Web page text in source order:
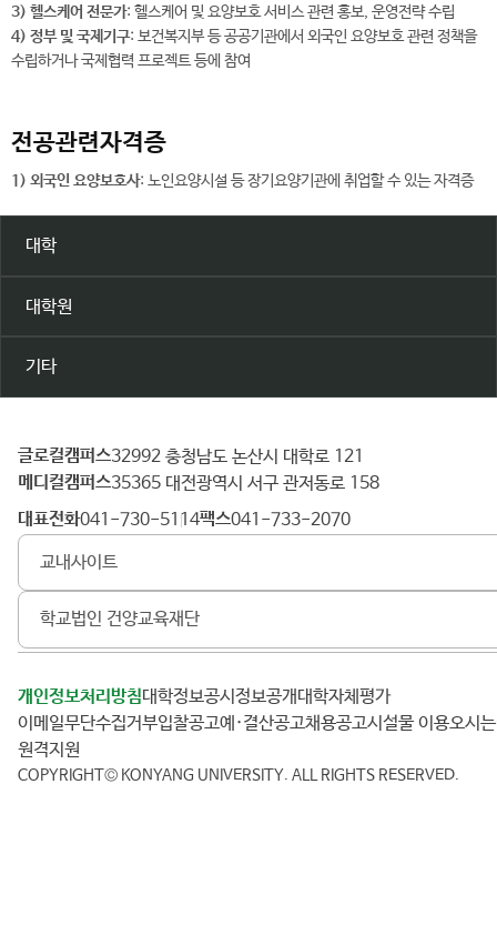
3) 헬스케어 전문가: 헬스케어 및 요양보호 서비스 관련 홍보, 운영전략 수립
4) 정부 및 국제기구: 보건복지부 등 공공기관에서 외국인 요양보호 관련 정책을
수립하거나 국제협력 프로젝트 등에 참여
전공관련자격증
1) 외국인 요양보호사: 노인요양시설 등 장기요양기관에 취업할 수 있는 자격증
대학
대학원
기타
건
양
대
학
글로컬캠퍼스 32992 충청남도 논산시 대학로 121
메디컬캠퍼스 35365 대전광역시 서구 관저동로 158
대표전화 041-730-5114 팩스 041-733-2070
교내사이트
학교법인 건양교육재단
개인정보처리방침 대학정보공시 정보공개
대학자체평가
이메일무단수집거부
입찰공고 예·결산공고 채용공고 시설물 이용
오시
원격지원
COPYRIGHT© KONYANG UNIVERSITY. ALL RIGHTS RESERVED.